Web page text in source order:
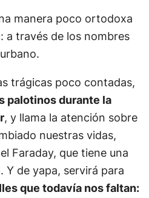
manera poco ortodoxa
a través de los nombres
trágicas poco contadas,
palotinos durante la
, y llama la atención sobre
nuestras vidas,
Faraday, que tiene una
Y de yapa, servirá para
que todavía nos faltan: